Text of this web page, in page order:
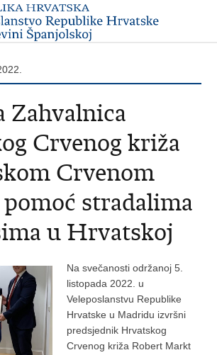
Zahvalnica
Crvenog križa
Crvenom
stradalima
u Hrvatskoj
Na svečanosti održanoj 5.
listopada 2022. u
Veleposlanstvu Republike
Hrvatske u Madridu izvršni
predsjednik Hrvatskog
Crvenog križa Robert Markt